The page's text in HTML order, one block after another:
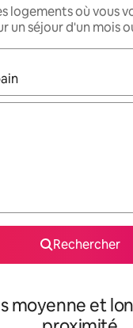
logements où vous
un séjour d'un mois
s'affichent,
Rechercher
moyenne et